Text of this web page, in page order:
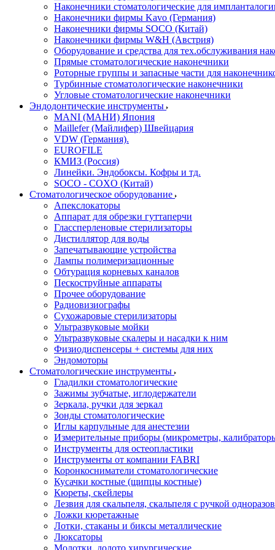
Наконечники стоматологические для
Наконечники фирмы Kavo (Германия)
Наконечники фирмы SOCO (Китай)
Наконечники фирмы W&H (Австрия)
Оборудование и средства для тех.обслуживания
Прямые стоматологические наконечники
Роторные группы и запасные части для
Турбинные стоматологические наконечники
Угловые стоматологические наконечники
Эндодонтические инструменты
MANI (МАНИ) Япония
Maillefer (Майлифер) Швейцария
VDW (Германия).
EUROFILE
КМИЗ (Россия)
Линейки. Эндобоксы. Кофры и тд.
SOCO - COXO (Китай)
Стоматологическое оборудование
Апекслокаторы
Аппарат для обрезки гуттаперчи
Глассперленовые стерилизаторы
Дистиллятор для воды
Запечатывающие устройства
Лампы полимеризационные
Обтурация корневых каналов
Пескоструйные аппараты
Прочее оборудование
Радиовизиографы
Сухожаровые стерилизаторы
Ультразвуковые мойки
Ультразвуковые скалеры и насадки к ним
Физиодиспенсеры + системы для них
Эндомоторы
Стоматологические инструменты
Гладилки стоматологические
Зажимы зубчатые, иглодержатели
Зеркала, ручки для зеркал
Зонды стоматологические
Иглы карпульные для анестезии
Измерительные приборы (микрометры,
Инструменты для остеопластики
Инструменты от компании FABRI
Коронкосниматели стоматологические
Кусачки костные (щипцы костные)
Кюреты, скейлеры
Лезвия для скальпеля, скальпеля с ручкой
Ложки кюретажные
Лотки, стаканы и биксы металлические
Люксаторы